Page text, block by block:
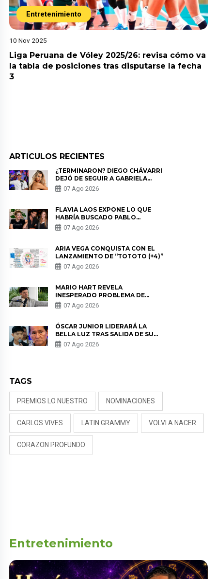
Entretenimiento
10 Nov 2025
Liga Peruana de Vóley 2025/26: revisa cómo va
la tabla de posiciones tras disputarse la fecha
3
ARTICULOS RECIENTES
¿TERMINARON? DIEGO CHÁVARRI
DEJÓ DE SEGUIR A GABRIELA
HERRERA Y ANUNCIA SU SALIDA
DE PÓDCAST
07 Ago 2026
FLAVIA LAOS EXPONE LO QUE
HABRÍA BUSCADO PABLO
HEREDIA CON ALE FULLER: “UNA
DE LAS PARTES QUERÍA EL
07 Ago 2026
ARIA VEGA CONQUISTA CON EL
LANZAMIENTO DE “TOTOTO (+4)”
07 Ago 2026
MARIO HART REVELA
INESPERADO PROBLEMA DE
SALUD ANTES DE SEPARARSE DE
KORINA: “ME ENCONTRARON UN
07 Ago 2026
ÓSCAR JUNIOR LIDERARÁ LA
BELLA LUZ TRAS SALIDA DE SU
PADRE POR POLÉMICA CON
NALDY SALDAÑA
07 Ago 2026
TAGS
PREMIOS LO NUESTRO NOMINACIONES
CARLOS VIVES LATIN GRAMMY VOLVI A NACER
CORAZON PROFUNDO
Entretenimiento